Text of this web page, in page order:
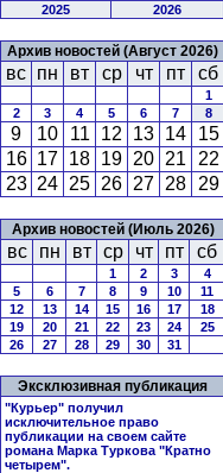
2025 2026
Архив новостей (Август 2026)
вс пн вт ср чт пт сб
1
2
3 4 5 6 7 8
9 10 11 12 13 14
15
16 17 18 19 20 21
22
23 24 25 26 27 28 29
Архив новостей (Июль 2026)
вс пн вт ср чт пт сб
1 2 3
4
5
6 7 8 9 10
11
12
13 14 15 16 17
18
19
20 21 22 23 24
25
26
27 28 29 30 31
Эксклюзивная публикация
"Курьер" получил
исключительное право
публикации на своем сайте
романа Марка Туркова "Кратно
четырем".